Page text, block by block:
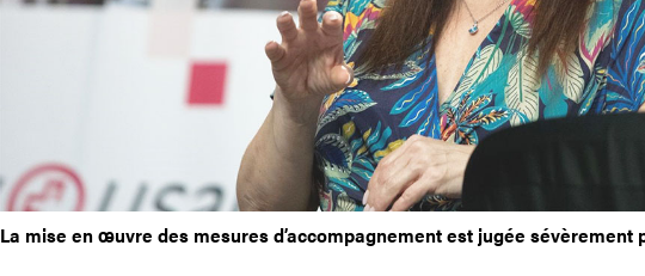
La mise en œuvre des mesures d’accompagnement est jugée sévèrement